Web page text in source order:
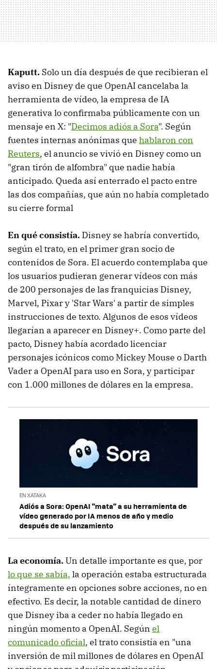
Kaputt. Solo un día después de que recibieran el
aviso en Disney de que OpenAI cancelaba la
herramienta de vídeo, la empresa de IA
generativa lo confirmaba públicamente con un
mensaje en X: "Decimos adiós a Sora". Según
fuentes internas anónimas que hablaron con
Reuters, el anuncio se vivió en Disney como un
"gran tirón de alfombra" que nadie había
anticipado. Queda así enterrado el pacto entre
las dos compañías, que aún no había completado
su cierre formal
En qué consistía. Disney se habría convertido,
según el trato, en el primer gran socio de
contenidos de Sora. El acuerdo contemplaba que
los usuarios pudieran generar vídeos con más
de 200 personajes de las franquicias Disney,
Marvel, Pixar y 'Star Wars' a partir de simples
instrucciones de texto. Algunos de esos vídeos
llegarían a aparecer en Disney+. Como parte del
pacto, Disney había acordado licenciar
personajes icónicos como Mickey Mouse o Darth
Vader a OpenAI para uso en Sora, y participar
con 1.000 millones de dólares en la empresa.
EN XATAKA
Adiós a Sora: OpenAI "mata" a su herramienta de
vídeo generado por IA menos de año y medio
después de su lanzamiento
La economía.Un detalle importante es que, por
lo que se sabía, la operación estaba estructurada
íntegramente en opciones sobre acciones, no en
efectivo. Es decir, la notable cantidad de dinero
que Disney iba a ceder no había llegado en
ningún momento a OpenAI. Según el
comunicado oficial, el trato consistía en "una
inversión de mil millones de dólares en OpenAI